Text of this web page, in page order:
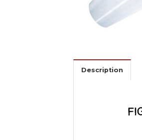
Description